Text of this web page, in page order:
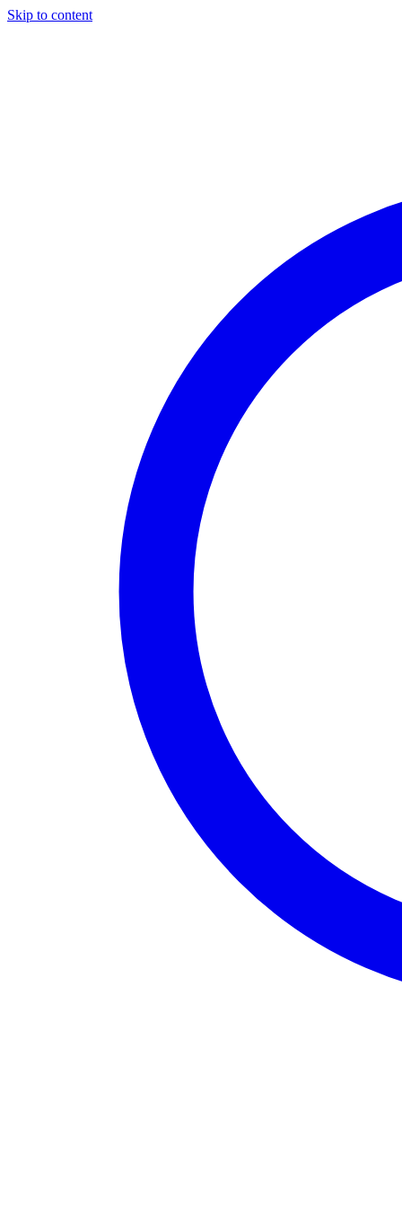
Skip to content